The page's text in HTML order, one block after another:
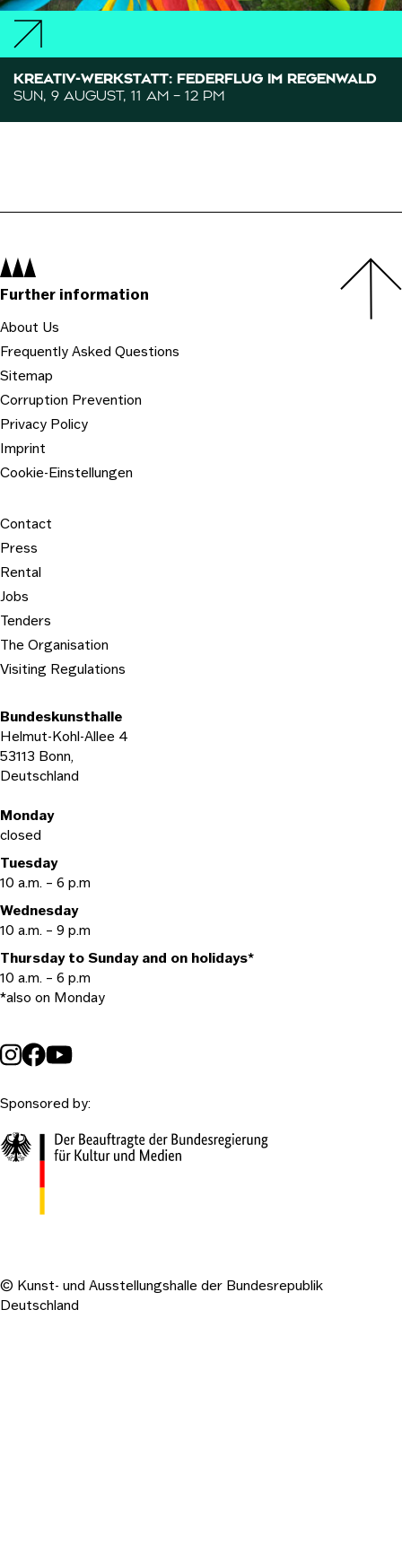
KREATIV-WERKSTATT: FEDERFLUG IM REGENWALD
SUN, 9 AUGUST, 11 AM – 12 PM
Sponsored by:
Navigation:
Further information
About Us
Frequently Asked Questions
Sitemap
Corruption Prevention
Privacy Policy
Imprint
Cookie-Einstellungen
Contact
Press
Rental
Jobs
Tenders
The Organisation
Visiting Regulations
Bundeskunsthalle
Helmut-Kohl-Allee 4
53113 Bonn,
Deutschland
Opening hours
Monday
closed
Tuesday
10 a.m. – 6 p.m
Wednesday
10 a.m. – 9 p.m
Thursday to Sunday and on holidays*
10 a.m. – 6 p.m
*also on Monday
© Kunst- und Ausstellungshalle der Bundesrepublik
Deutschland